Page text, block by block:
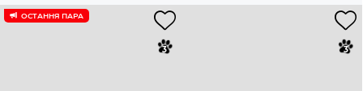
ОСТАННЯ ПАРА